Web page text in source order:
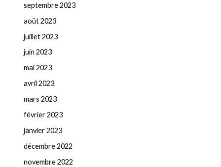
septembre 2023
août 2023
juillet 2023
juin 2023
mai 2023
avril 2023
mars 2023
février 2023
janvier 2023
décembre 2022
novembre 2022